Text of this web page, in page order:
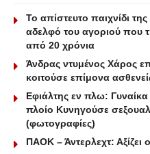
Το απίστευτο παιχνίδι
αδελφό του αγοριού που
από 20 χρόνια
Άνδρας ντυμένος Χάρος
κοιτούσε επίμονα
Εφιάλτης εν πλω:
πλοίο Κυνηγούσε
(φωτογραφίες)
ΠΑΟΚ – Άντερλεχτ: